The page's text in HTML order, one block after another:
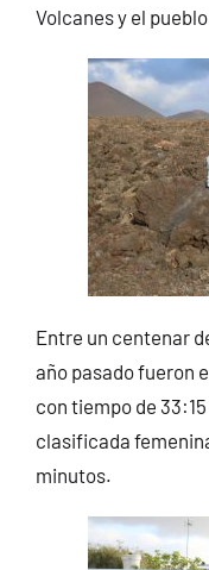
Volcanes y el
Entre un centenar
año pasado fueron
con tiempo de
clasificada
minutos.